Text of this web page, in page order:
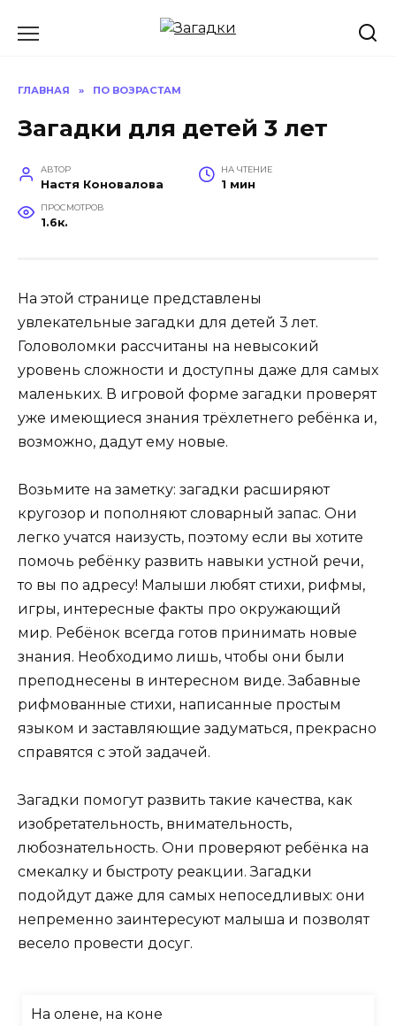
ГЛАВНАЯ » ПО ВОЗРАСТАМ
Загадки для детей 3 лет
АВТОР
Настя Коновалова
НА ЧТЕНИЕ
1 мин
ПРОСМОТРОВ
1.6к.
На этой странице представлены
увлекательные загадки для детей 3 лет.
Головоломки рассчитаны на невысокий
уровень сложности и доступны даже для самых
маленьких. В игровой форме загадки проверят
уже имеющиеся знания трёхлетнего ребёнка и,
возможно, дадут ему новые.
Возьмите на заметку: загадки расширяют
кругозор и пополняют словарный запас. Они
легко учатся наизусть, поэтому если вы хотите
помочь ребёнку развить навыки устной речи,
то вы по адресу! Малыши любят стихи, рифмы,
игры, интересные факты про окружающий
мир. Ребёнок всегда готов принимать новые
знания. Необходимо лишь, чтобы они были
преподнесены в интересном виде. Забавные
рифмованные стихи, написанные простым
языком и заставляющие задуматься, прекрасно
справятся с этой задачей.
Загадки помогут развить такие качества, как
изобретательность, внимательность,
любознательность. Они проверяют ребёнка на
смекалку и быстроту реакции. Загадки
подойдут даже для самых непоседливых: они
непременно заинтересуют малыша и позволят
весело провести досуг.
На олене, на коне